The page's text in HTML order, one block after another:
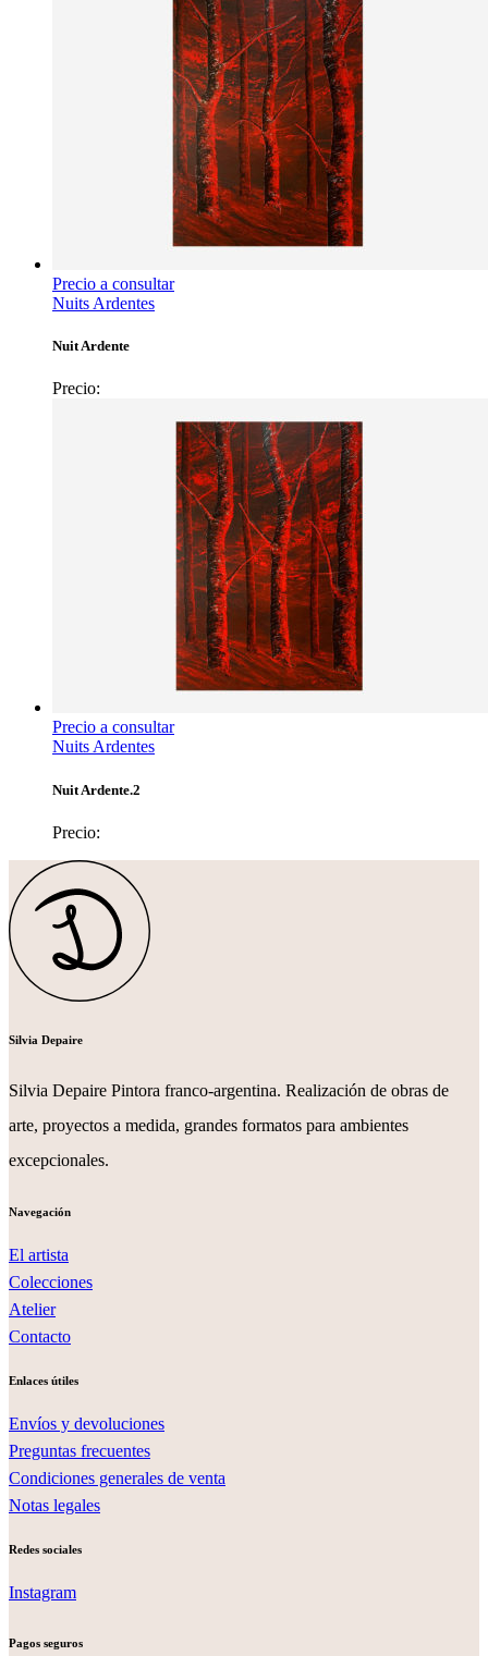
Precio a consultar
Nuits Ardentes
Nuit Ardente
Precio:
Precio a consultar
Nuits Ardentes
Nuit Ardente.2
Precio:
Silvia Depaire
Silvia Depaire Pintora franco-argentina. Realización de obras de
arte, proyectos a medida, grandes formatos para ambientes
excepcionales.
Navegación
El artista
Colecciones
Atelier
Contacto
Enlaces útiles
Envíos y devoluciones
Preguntas frecuentes
Condiciones generales de venta
Notas legales
Redes sociales
Instagram
Pagos seguros